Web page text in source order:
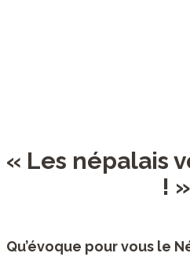
« Les népalais
! »
Qu’évoque pour vous le